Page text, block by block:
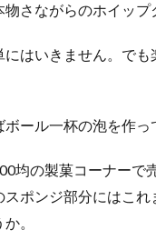
物さながらのホイップ
にはいきません。で
ボール一杯の泡を作っ
均の製菓コーナーで
スポンジ部分にはこ
。